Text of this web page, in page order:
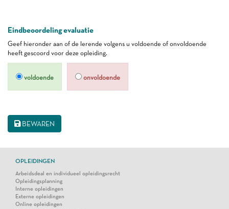
Eindbeoordeling evaluatie
Geef hieronder aan of de lerende volgens u voldoende of onvoldoende
heeft gescoord voor deze opleiding.
voldoende onvoldoende
BEWAREN
OPLEIDINGEN
Arbeidsdeal en individueel opleidingsrecht
Opleidingsplanning
Interne opleidingen
Externe opleidingen
Online opleidingen